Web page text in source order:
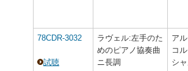
78CDR-3032
試聴
ラヴェル:左手のた
めのピアノ協奏曲
ニ長調
ア
コ
シ